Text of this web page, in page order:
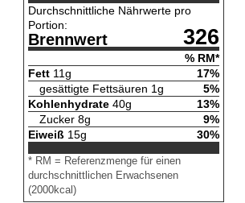
Durchschnittliche Nährwerte pro
Portion:
Brennwert 326
% RM*
Fett 11g 17%
gesättigte Fettsäuren 1g 5%
Kohlenhydrate 40g 13%
Zucker 8g 9%
Eiweiß 15g 30%
* RM = Referenzmenge für einen
durchschnittlichen Erwachsenen
(2000kcal)